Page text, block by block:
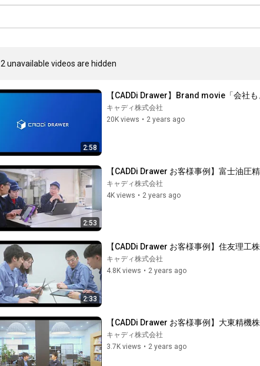
2 unavailable videos are hidden
2:58
【CADDi Drawer】Brand movie「会社
キャディ株式会社
20K views • 2 years ago
2:53
【CADDi Drawer お客様事例】富士油圧
キャディ株式会社
4K views • 2 years ago
2:33
【CADDi Drawer お客様事例】住友理工
キャディ株式会社
4.8K views • 2 years ago
【CADDi Drawer お客様事例】大東精機
キャディ株式会社
3.7K views • 2 years ago